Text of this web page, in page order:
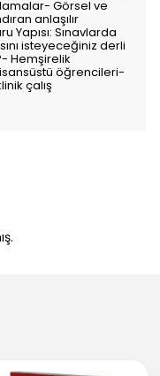
Görsel ve
anlaşılır
Yapısı: Sınavlarda
isteyeceğiniz derli
Hemşirelik
öğrencileri-
çalış